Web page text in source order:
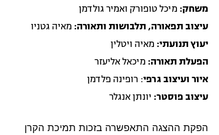
משחק: מיכל טופורק ואמיר גולדמן
עיצוב תפאורה, תלבושות ותאורה: מאיה גטניו
יעוץ תנועתי: מאיה ויטלין
הפעלת תאורה: מיכאל אליעזר
איור ועיצוב גרפי: רופינה פלדמן
עיצוב פוסטר: יונתן אנגלר
הפקת ההצגה התאפשרה בזכות תמיכת הקרן